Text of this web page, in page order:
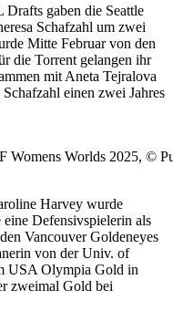
Drafts gaben die Seattle
Schafzahl um zwei
Mitte Februar von den
die Torrent gelangen ihr
mit Aneta Tejralova
einen zwei Jahres
Womens Worlds 2025, ©
Harvey wurde
Defensivspielerin als
Vancouver Goldeneyes
von der Univ. of
USA Olympia Gold in
zweimal Gold bei